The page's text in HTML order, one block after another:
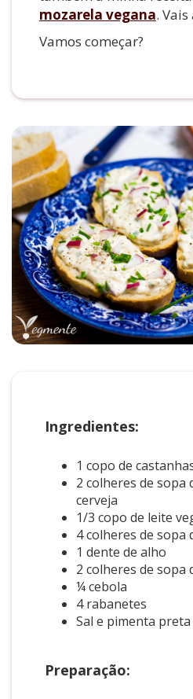
mozarela vegana.
Vamos começar?
Ingredientes:
1 copo de
2 colheres de sopa
cerveja
1/3 copo de leite
4 colheres de sopa
1 dente de alho
2 colheres de sopa
¼ cebola
4 rabanetes
Sal e pimenta preta
Preparação: